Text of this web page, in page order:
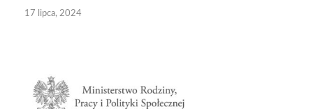
17 lipca, 2024